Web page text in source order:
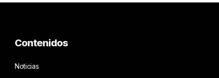
Contenidos
Noticias